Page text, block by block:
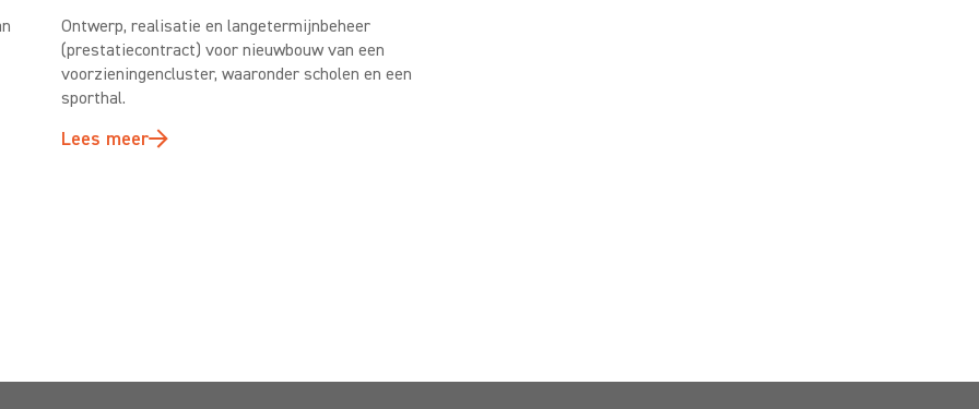
Ontwerp, realisatie en langetermijnbeheer
(prestatiecontract) voor nieuwbouw van een
voorzieningencluster, waaronder scholen en een
sporthal.
Lees meer